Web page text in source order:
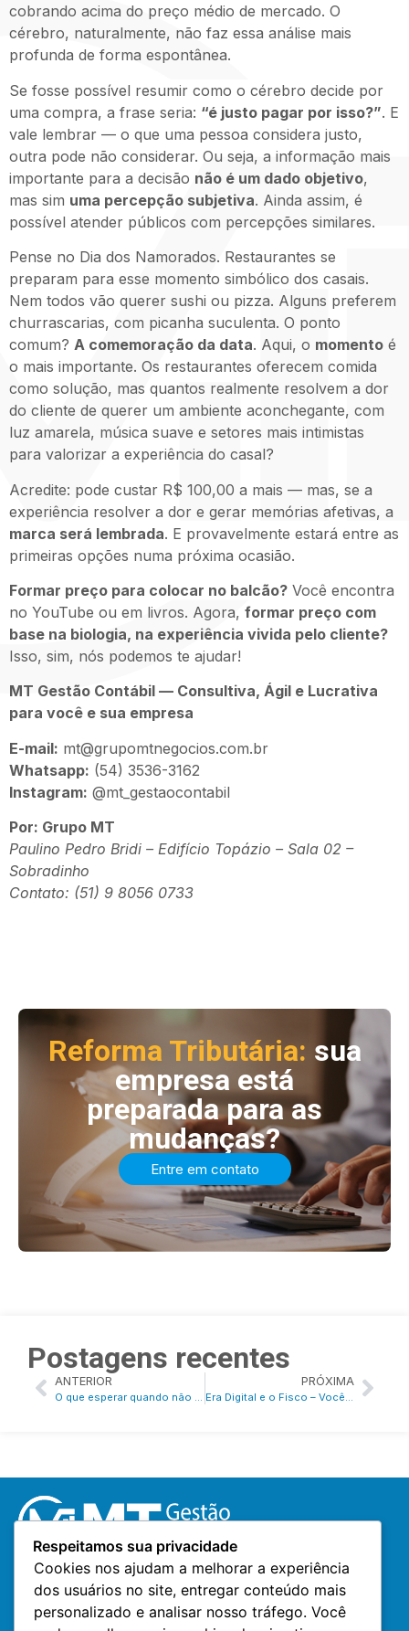
cobrando acima do preço médio de mercado. O
cérebro, naturalmente, não faz essa análise mais
profunda de forma espontânea.
Se fosse possível resumir como o cérebro decide por
uma compra, a frase seria: “é justo pagar por isso?”. E
vale lembrar — o que uma pessoa considera justo,
outra pode não considerar. Ou seja, a informação mais
importante para a decisão não é um dado objetivo,
mas sim uma percepção subjetiva. Ainda assim, é
possível atender públicos com percepções similares.
Pense no Dia dos Namorados. Restaurantes se
preparam para esse momento simbólico dos casais.
Nem todos vão querer sushi ou pizza. Alguns preferem
churrascarias, com picanha suculenta. O ponto
comum? A comemoração da data. Aqui, o momento é
o mais importante. Os restaurantes oferecem comida
como solução, mas quantos realmente resolvem a dor
do cliente de querer um ambiente aconchegante, com
luz amarela, música suave e setores mais intimistas
para valorizar a experiência do casal?
Acredite: pode custar R$ 100,00 a mais — mas, se a
experiência resolver a dor e gerar memórias afetivas, a
marca será lembrada. E provavelmente estará entre as
primeiras opções numa próxima ocasião.
Formar preço para colocar no balcão? Você encontra
no YouTube ou em livros. Agora, formar preço com
base na biologia, na experiência vivida pelo cliente?
Isso, sim, nós podemos te ajudar!
MT Gestão Contábil — Consultiva, Ágil e Lucrativa
para você e sua empresa
E-mail: mt@grupomtnegocios.com.br
Whatsapp: (54) 3536-3162
Instagram: @mt_gestaocontabil
Por: Grupo MT
Paulino Pedro Bridi – Edifício Topázio – Sala 02 –
Sobradinho
Contato: (51) 9 8056 0733
Reforma Tributária: sua
empresa está
preparada para as
mudanças?
Entre em contato
Postagens recentes
ANTERIOR PRÓXIMA
Contatos
(51) 99661-4091
Respeitamos sua privacidade
Cookies nos ajudam a melhorar a experiência
dos usuários no site, entregar conteúdo mais
personalizado e analisar nosso tráfego. Você